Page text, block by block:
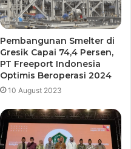
Pembangunan Smelter di
Gresik Capai 74,4 Persen,
PT Freeport Indonesia
Optimis Beroperasi 2024
10 August 2023